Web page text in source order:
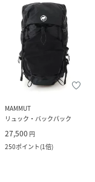
MAMMUT
リュック・バックパック
27,500 円
250ポイント(1倍)